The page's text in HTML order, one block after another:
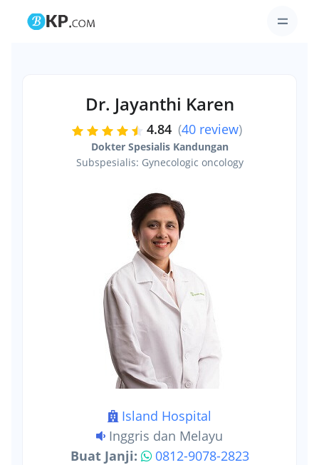
Dr. Jayanthi Karen
4.84 (40 review)
Dokter Spesialis Kandungan
Subspesialis: Gynecologic oncology
Island Hospital
Inggris dan Melayu
Buat Janji:
0812-9078-2823